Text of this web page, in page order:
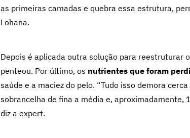
as primeiras camadas e quebra essa estrutura,
Lohana.
Depois é aplicada outra solução para reestruturar
penteou. Por último, os nutrientes que foram
saúde e a maciez do pelo. “Tudo isso demora
sobrancelha de fina a média e, aproximadamente,
diz a expert.